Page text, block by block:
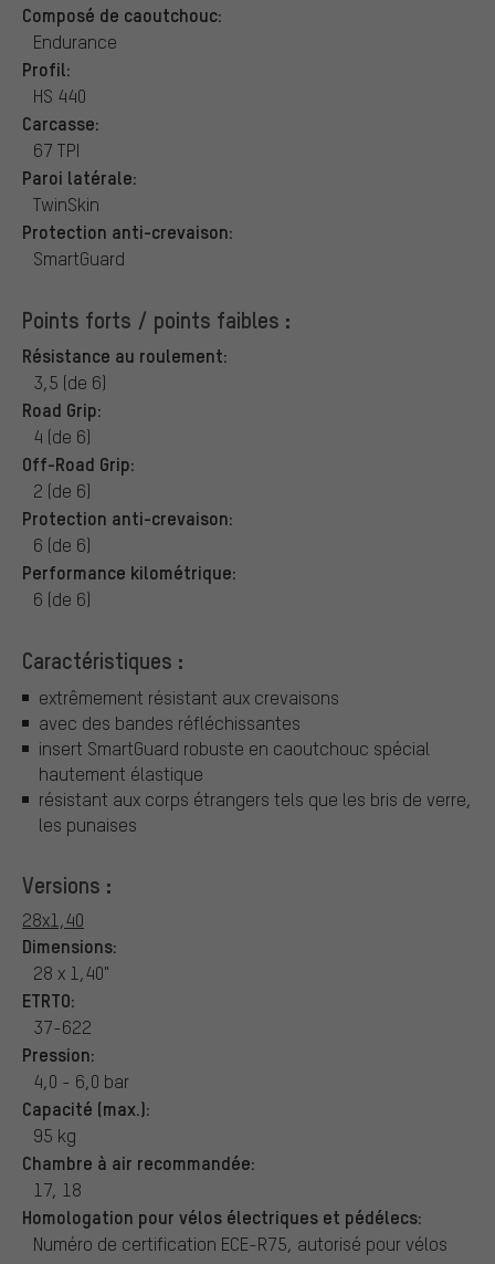
Composé de caoutchouc:
Endurance
Profil:
HS 440
Carcasse:
67 TPI
Paroi latérale:
TwinSkin
Protection anti-crevaison:
SmartGuard
Points forts / points faibles :
Résistance au roulement:
3,5 (de 6)
Road Grip:
4 (de 6)
Off-Road Grip:
2 (de 6)
Protection anti-crevaison:
6 (de 6)
Performance kilométrique:
6 (de 6)
Caractéristiques :
extrêmement résistant aux crevaisons
avec des bandes réfléchissantes
insert SmartGuard robuste en caoutchouc spécial
hautement élastique
résistant aux corps étrangers tels que les bris de verre,
les punaises
Versions :
28x1,40
Dimensions:
28 x 1,40"
ETRTO:
37-622
Pression:
4,0 - 6,0 bar
Capacité (max.):
95 kg
Chambre à air recommandée:
17, 18
Homologation pour vélos électriques et pédélecs:
Numéro de certification ECE-R75, autorisé pour vélos